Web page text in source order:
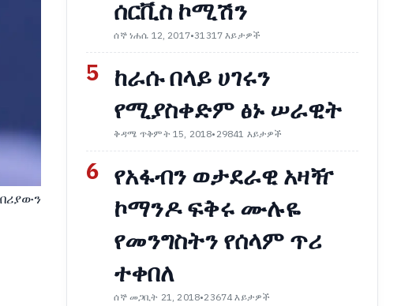
ሰርቪስ ኮሚሽን
ሰኞ ነሐሴ 12, 2017•31317 እይታዎች
5 ከራሱ በላይ ሀገሩን
የሚያስቀድም ፅኑ ሠራዊት
ቅዳሜ ጥቅምት 15, 2018•29841 እይታዎች
6 የአፋብን ወታደራዊ አዛዥ
ኮማንዶ ፍቅሩ ሙሉዬ
የመንግስትን የሰላም ጥሪ
ተቀበለ
ሰኞ መጋቢት 21, 2018•23674 እይታዎች